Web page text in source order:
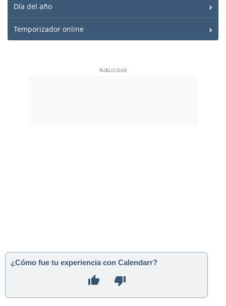
Día del año
Temporizador online
¿Cómo fue tu experiencia con Calendarr?